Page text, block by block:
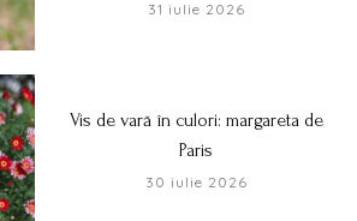
31 iulie 2026
Vis de vară în culori: margareta de
Paris
30 iulie 2026